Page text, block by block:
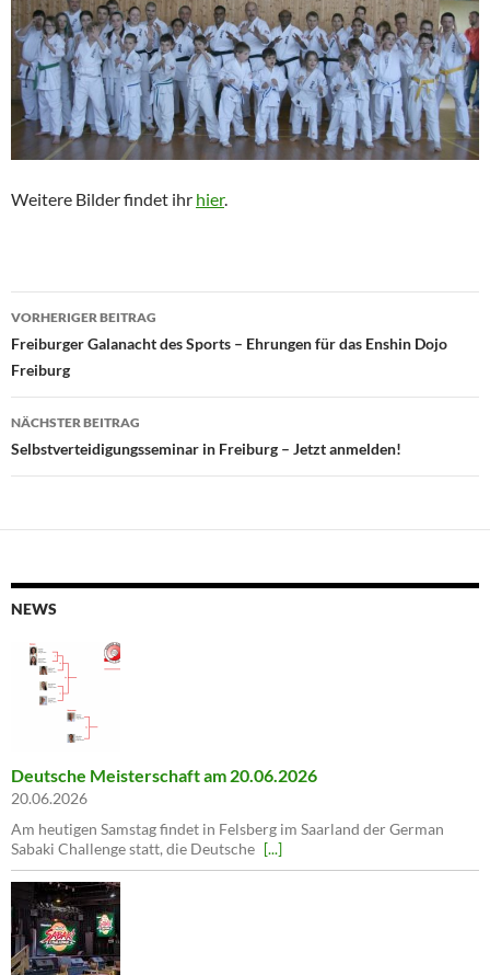
Weitere Bilder findet ihr hier.
Beitragsnavigation
VORHERIGER BEITRAG
Freiburger Galanacht des Sports – Ehrungen für das Enshin Dojo
Freiburg
NÄCHSTER BEITRAG
Selbstverteidigungsseminar in Freiburg – Jetzt anmelden!
NEWS
Deutsche Meisterschaft am 20.06.2026
20.06.2026
Am heutigen Samstag findet in Felsberg im Saarland der German
Sabaki Challenge statt, die Deutsche [...]